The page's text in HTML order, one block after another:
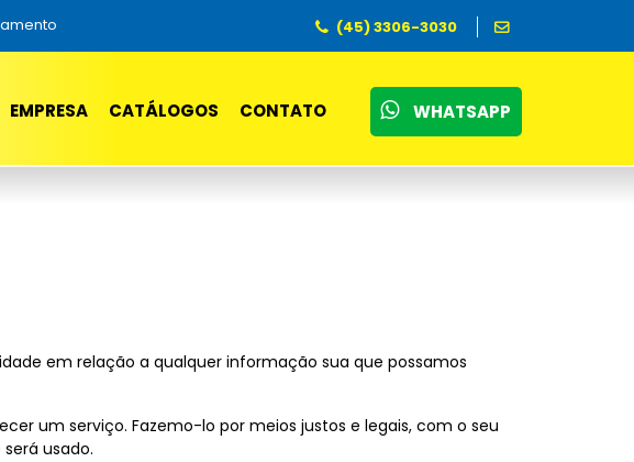
(45) 3306-3030
EMPRESA CATÁLOGOS CONTATO WHATSAPP
em relação a qualquer informação sua que possamos
um serviço. Fazemo-lo por meios justos e legais, com o seu
usado.